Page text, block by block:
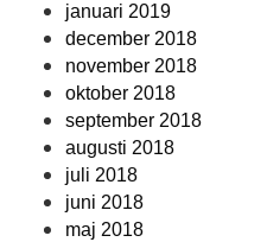
januari 2019
december 2018
november 2018
oktober 2018
september 2018
augusti 2018
juli 2018
juni 2018
maj 2018